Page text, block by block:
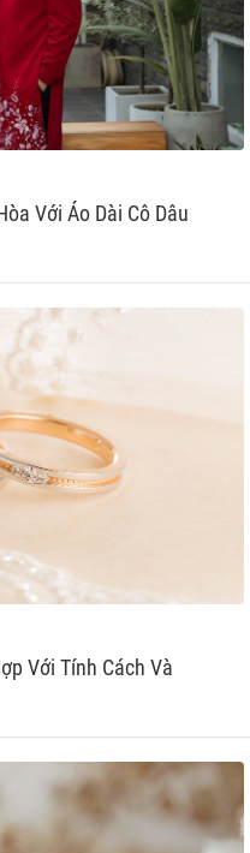
Với Áo Dài Cô Dâu
Với Tính Cách Và